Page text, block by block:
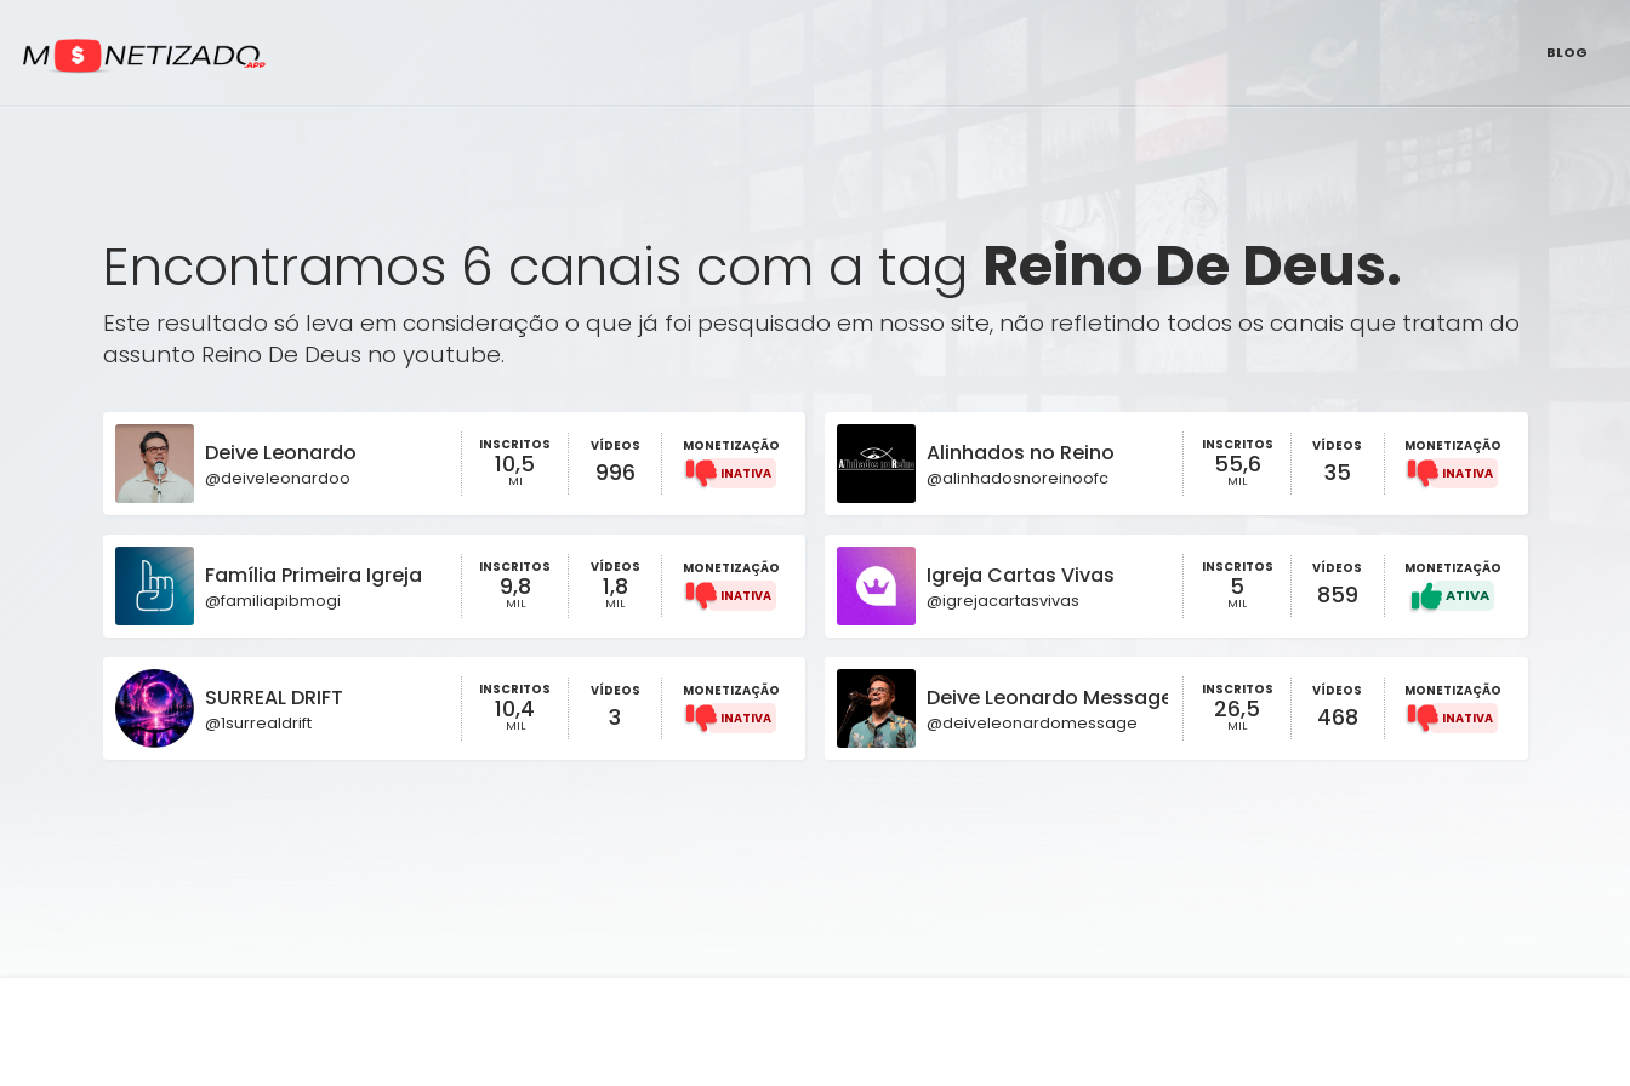
BLOG
Encontramos 6 canais com a tag Reino De Deus.
Este resultado só leva em consideração o que já foi pesquisado em nosso site, não refletindo todos os canais que tratam do
assunto Reino De Deus no youtube.
Deive Leonardo
@deiveleonardoo
INSCRITOS
10,5
MI
VÍDEOS
996
MONETIZAÇÃO Alinhados no Reino
@alinhadosnoreinoofc
INSCRITOS
55,6
MIL
VÍDEOS
35
MONETIZAÇÃO
Família Primeira Igreja
@familiapibmogi
INSCRITOS
9,8
MIL
VÍDEOS
1,8
MIL
MONETIZAÇÃO Igreja Cartas Vivas
@igrejacartasvivas
INSCRITOS
5
MIL
VÍDEOS
859
MONETIZAÇÃO
SURREAL DRIFT
@1surrealdrift
INSCRITOS
10,4
MIL
VÍDEOS
3
MONETIZAÇÃO Deive Leonardo Message
@deiveleonardomessage
INSCRITOS
26,5
MIL
VÍDEOS
468
MONETIZAÇÃO